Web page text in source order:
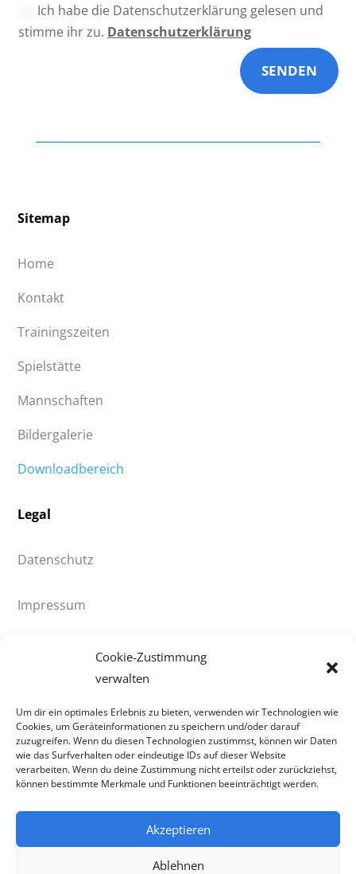
Cookie-Zustimmung
verwalten
Um dir ein optimales Erlebnis zu bieten, verwenden wir Technologien wie
Cookies, um Geräteinformationen zu speichern und/oder darauf
zuzugreifen. Wenn du diesen Technologien zustimmst, können wir Daten
wie das Surfverhalten oder eindeutige IDs auf dieser Website
verarbeiten. Wenn du deine Zustimmung nicht erteilst oder zurückziehst,
können bestimmte Merkmale und Funktionen beeinträchtigt werden.
Akzeptieren
Ablehnen
Ich habe die Datenschutzerklärung gelesen und
stimme ihr zu. Datenschutzerklärung
SENDEN
Sitemap
Home
Kontakt
Trainingszeiten
Spielstätte
Mannschaften
Bildergalerie
Downloadbereich
Legal
Datenschutz
Impressum
© 2021 HV90 Klingenthal e.V.
Gösselberg 41
08248 Klingenthal
0151 52417774
Design & Entwicklung